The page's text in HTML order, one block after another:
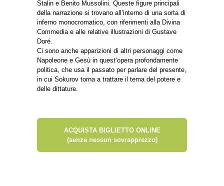
Stalin e Benito Mussolini. Queste figure principali
della narrazione si trovano all’interno di una sorta di
inferno monocromatico, con riferimenti alla Divina
Commedia e alle relative illustrazioni di Gustave
Doré.
Ci sono anche apparizioni di altri personaggi come
Napoleone e Gesù in quest’opera profondamente
politica, che usa il passato per parlare del presente,
in cui Sokurov torna a trattare il tema del potere e
delle dittature.
ACQUISTA BIGLIETTO ONLINE
(senza nessun sovrapprezzo)